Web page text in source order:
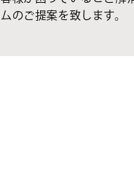
ムのご提案を致します。